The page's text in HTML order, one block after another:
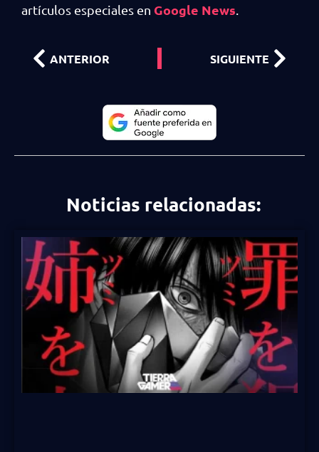
artículos especiales en Google News.
ANTERIOR SIGUIENTE
Noticias relacionadas: